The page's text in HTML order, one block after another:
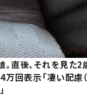
。直後、それを見た
回表示「凄い配慮（